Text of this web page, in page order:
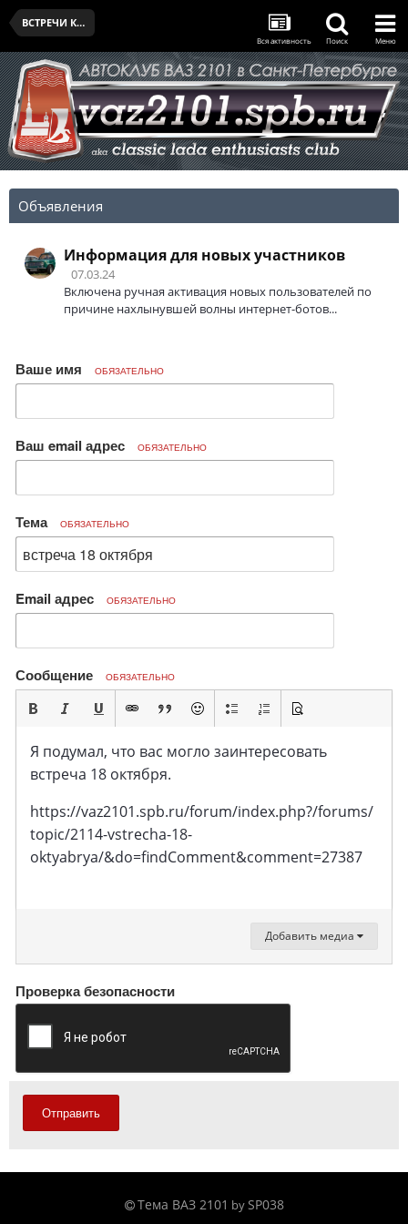
ВСТРЕЧИ КЛУБА
Вся активность Поиск Меню
Объявления
Информация для новых участников
07.03.24
Включена ручная активация новых пользователей по
причине нахлынувшей волны интернет-ботов...
Ваше имя ОБЯЗАТЕЛЬНО
Ваш email адрес ОБЯЗАТЕЛЬНО
Тема ОБЯЗАТЕЛЬНО
Email адрес ОБЯЗАТЕЛЬНО
Сообщение ОБЯЗАТЕЛЬНО
Я подумал, что вас могло заинтересовать
встреча 18 октября.
https://vaz2101.spb.ru/forum/index.php?/forums/
topic/2114-vstrecha-18-
oktyabrya/&do=findComment&comment=27387
Добавить медиа
Проверка безопасности
Отправить
Тема ВАЗ 2101 by SP038